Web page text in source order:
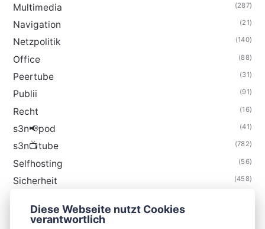
Multimedia (287)
Navigation (21)
Netzpolitik (140)
Office (88)
Peertube (31)
Publii (91)
Recht (16)
s3n📢pod (41)
s3n📺tube (782)
Selfhosting (56)
Sicherheit (458)
Thunderbird
Diese Webseite nutzt Cookies
verantwortlich